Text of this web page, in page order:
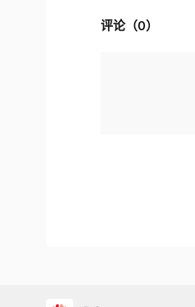
评论（0）